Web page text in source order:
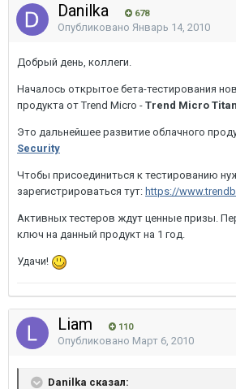
Danilka 678
Опубликовано Январь 14, 2010
Добрый день, коллеги.
Началось открытое бета-тестирования
продукта от Trend Micro - Trend Micro
Это дальнейшее развитие облачного
Security
Чтобы присоединиться к тестированию
зарегистрироваться тут: https://
Активных тестеров ждут ценные призы.
ключ на данный продукт на 1 год.
Удачи!
Liam 110
Опубликовано Март 6, 2010
Danilka сказал: